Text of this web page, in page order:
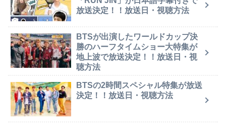
放送決定！！放送日・視聴方法
BTSが出演したワールドカップ決
勝のハーフタイムショー大特集が
地上波で放送決定！！放送日・視
聴方法
BTSの2時間スペシャル特集が放送
決定！！放送日・視聴方法